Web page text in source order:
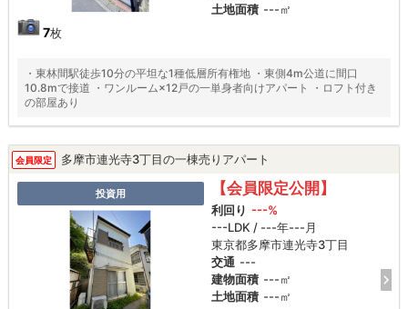
7枚
土地面積 ---㎡
・東林間駅徒歩10分の平坦な1種低層所有権地 ・東側4m公道に間口
10.8mで接道 ・ワンルーム×12戸の一単身者向けアパート ・ロフト付き
の部屋あり
会員限定 多摩市連光寺3丁目の一棟売りアパート
投資用 【会員限定公開】
利回り ---%
---LDK / ---年---月
東京都多摩市連光寺3丁目
交通 ---
建物面積 ---㎡
土地面積 ---㎡